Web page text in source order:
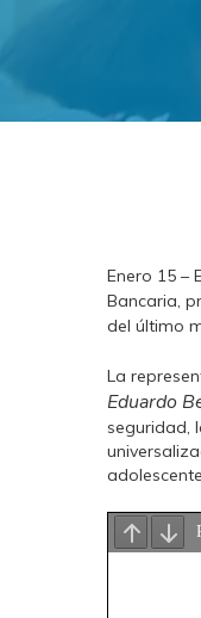
Enero 15 –
Bancaria,
del último
La
Eduardo
seguridad,